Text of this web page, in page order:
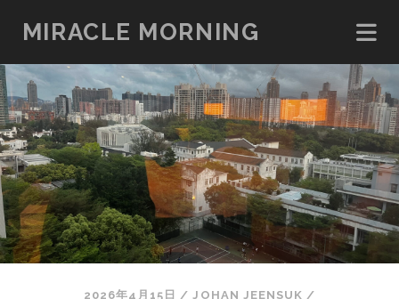
MIRACLE MORNING
2026年4月15日 /JOHAN JEENSUK /